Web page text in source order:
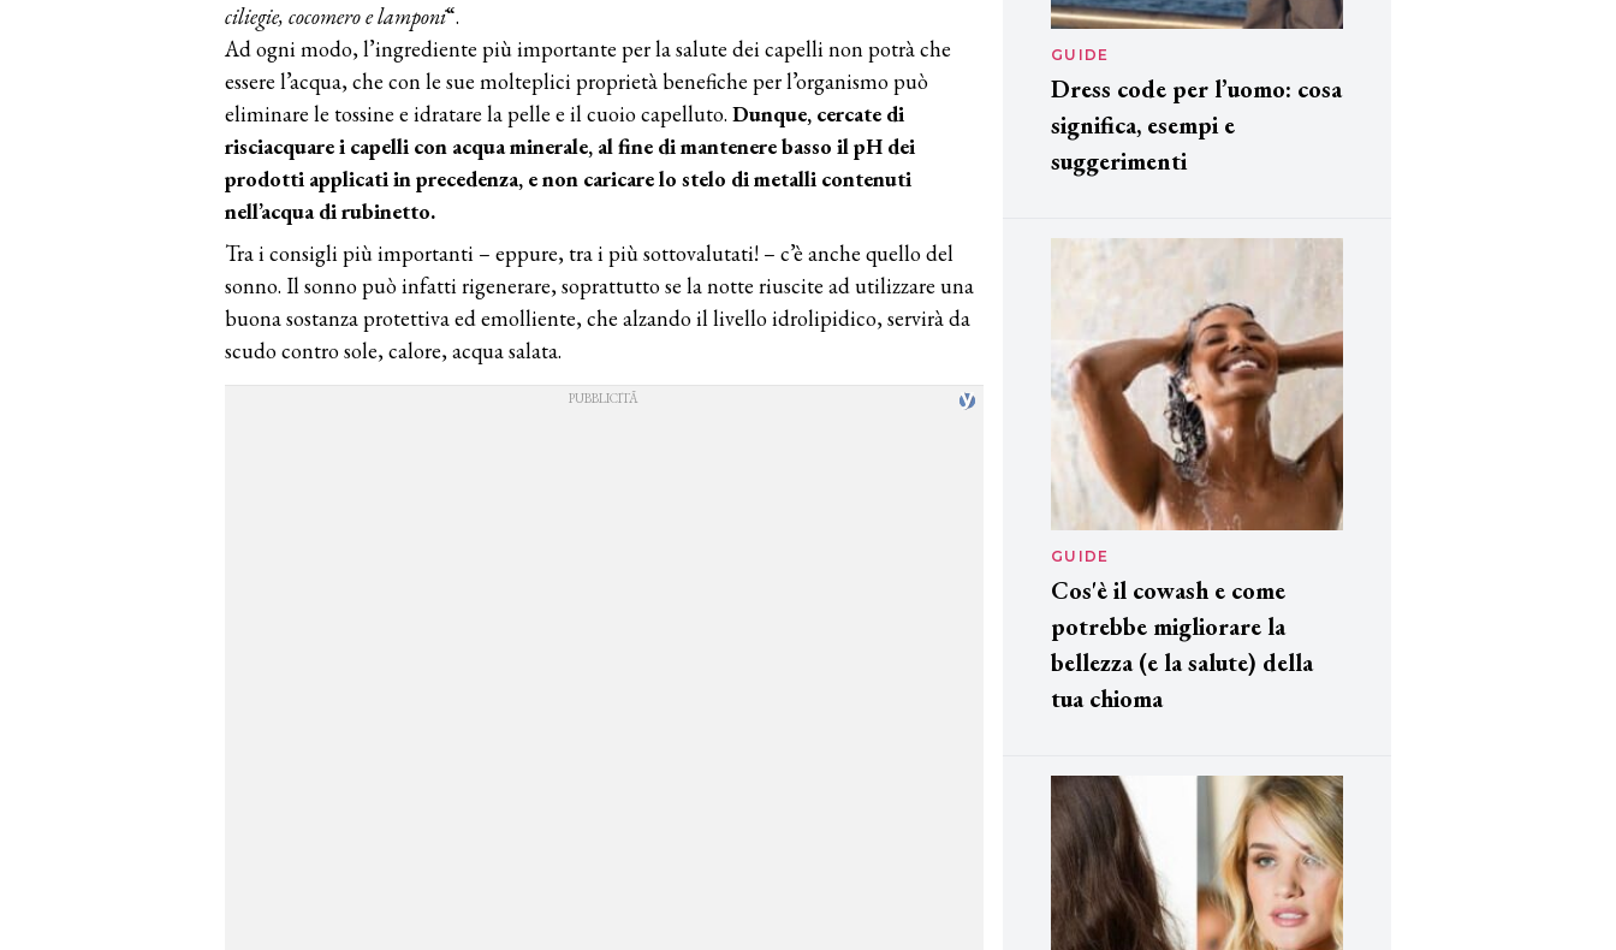
ciliegie, cocomero e lamponi“.
Ad ogni modo, l’ingrediente più importante per la salute dei capelli non potrà che
essere l’acqua, che con le sue molteplici proprietà benefiche per l’organismo può
eliminare le tossine e idratare la pelle e il cuoio capelluto. Dunque, cercate di
risciacquare i capelli con acqua minerale, al fine di mantenere basso il pH dei
prodotti applicati in precedenza, e non caricare lo stelo di metalli contenuti
nell’acqua di rubinetto.
Tra i consigli più importanti – eppure, tra i più sottovalutati! – c’è anche quello del
sonno. Il sonno può infatti rigenerare, soprattutto se la notte riuscite ad utilizzare una
buona sostanza protettiva ed emolliente, che alzando il livello idrolipidico, servirà da
scudo contro sole, calore, acqua salata.
GUIDE
Dress code per l’uomo: cosa
significa, esempi e
suggerimenti
GUIDE
Cos'è il cowash e come
potrebbe migliorare la
bellezza (e la salute) della
tua chioma